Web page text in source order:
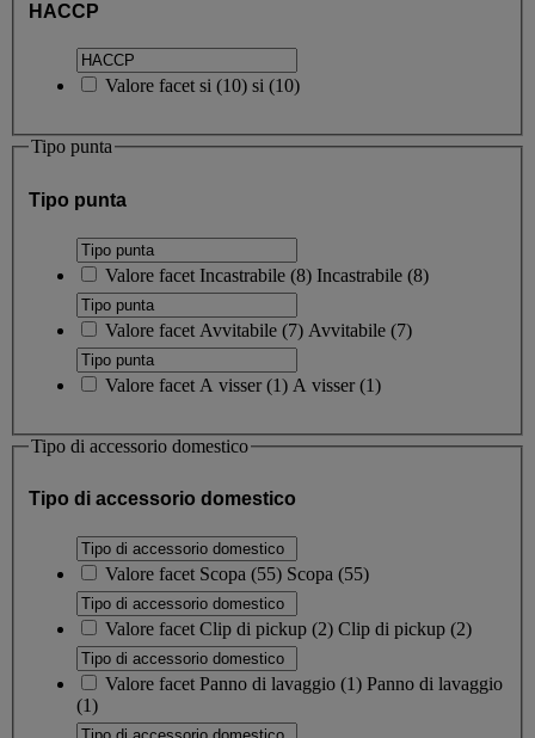
HACCP
Valore facet si (10) si (10)
Tipo punta
Tipo punta
Valore facet Incastrabile (8) Incastrabile (8)
Valore facet Avvitabile (7) Avvitabile (7)
Valore facet A visser(1) A visser(1)
Tipo di accessorio domestico
Tipo di accessorio domestico
Valore facet Scopa (55) Scopa (55)
Valore facet Clip di pickup (2) Clip di pickup (2)
Valore facet Panno di lavaggio (1) Panno di lavaggio
(1)